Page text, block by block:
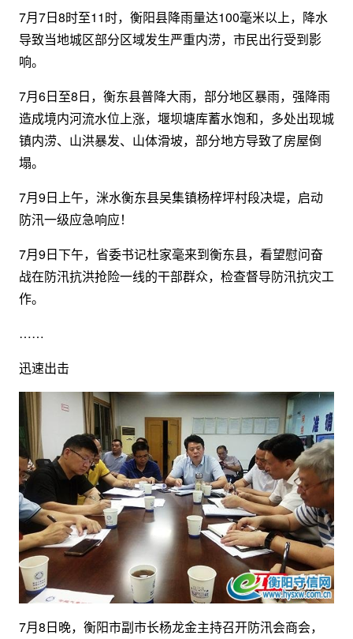
7月7日8时至11时，衡阳县降雨量达100毫米以上，降水
导致当地城区部分区域发生严重内涝，市民出行受到影
响。
7月6日至8日，衡东县普降大雨，部分地区暴雨，强降雨
造成境内河流水位上涨，堰坝塘库蓄水饱和，多处出现城
镇内涝、山洪暴发、山体滑坡，部分地方导致了房屋倒
塌。
7月9日上午，洣水衡东县吴集镇杨梓坪村段决堤，启动
防汛一级应急响应！
7月9日下午，省委书记杜家毫来到衡东县，看望慰问奋
战在防汛抗洪抢险一线的干部群众，检查督导防汛抗灾工
作。
……
迅速出击
7月8日晚，衡阳市副市长杨龙金主持召开防汛会商会，